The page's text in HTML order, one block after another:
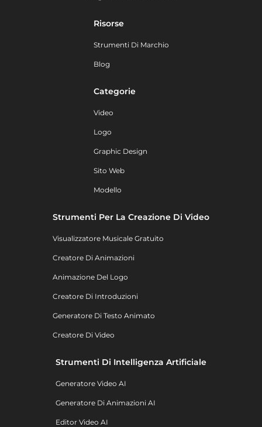
Risorse
Strumenti Di Marchio
Blog
Categorie
Video
Logo
Graphic Design
Sito Web
Modello
Strumenti Per La Creazione Di Video
Visualizzatore Musicale Gratuito
Creatore Di Animazioni
Animazione Del Logo
Creatore Di Introduzioni
Generatore Di Testo Animato
Creatore Di Video
Strumenti Di Intelligenza Artificiale
Generatore Video AI
Generatore Di Animazioni AI
Editor Video AI